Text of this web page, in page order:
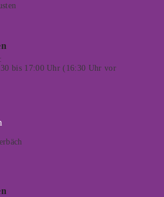
bis 17:00 Uhr (16:30 Uhr vor